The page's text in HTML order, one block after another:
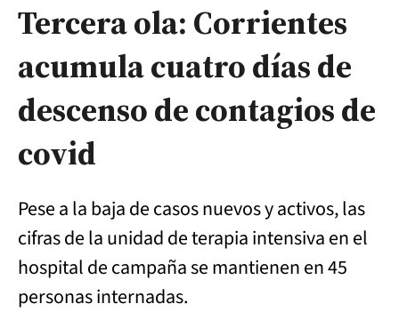
Tercera ola: Corrientes
acumula cuatro días de
descenso de contagios de
covid
Pese a la baja de casos nuevos y activos, las
cifras de la unidad de terapia intensiva en el
hospital de campaña se mantienen en 45
personas internadas.